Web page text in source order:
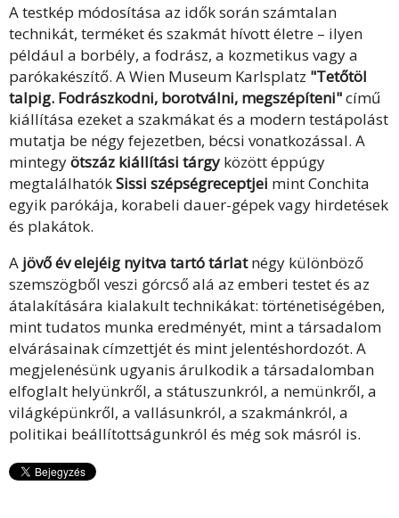
A testkép módosítása az idők során számtalan
technikát, terméket és szakmát hívott életre – ilyen
például a borbély, a fodrász, a kozmetikus vagy a
parókakészítő. A Wien Museum Karlsplatz "Tetőtöl
talpig. Fodrászkodni, borotválni, megszépíteni"című
kiállítása ezeket a szakmákat és a modern testápolást
mutatja be négy fejezetben, bécsi vonatkozással. A
mintegyötszáz kiállítási tárgy között éppúgy
megtalálhatókSissi szépségreceptjei mint Conchita
egyik parókája, korabeli dauer-gépek vagy hirdetések
és plakátok.
A jövő év elejéig nyitva tartó tárlatnégy különböző
szemszögből veszi górcső alá az emberi testet és az
átalakítására kialakult technikákat: történetiségében,
mint tudatos munka eredményét, mint a társadalom
elvárásainak címzettjét és mint jelentéshordozót. A
megjelenésünk ugyanis árulkodik a társadalomban
elfoglalt helyünkről, a státuszunkról, a nemünkről, a
világképünkről, a vallásunkról, a szakmánkról, a
politikai beállítottságunkról és még sok másról is.